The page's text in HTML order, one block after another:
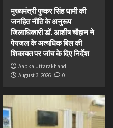
मुख्यमंत्री पुष्कर सिंह धामी की
जनहित नीति के अनुरूप
जिलाधिकारी डॉ. आशीष चौहान ने
पेयजल के अत्यधिक बिल की
शिकायत पर जांच के दिए निर्देश
Aapka Uttarakhand
August 3, 2026
0